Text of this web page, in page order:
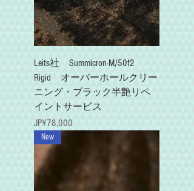
Leits社 Summicron-M/50f2
Rigid オーバーホールクリー
ニング・ブラック半艶リペ
イントサービス
가격
JP¥78,000
New